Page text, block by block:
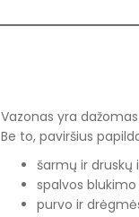
Vazonas yra
Be to, paviršius
šarmų ir druskų
spalvos
purvo ir